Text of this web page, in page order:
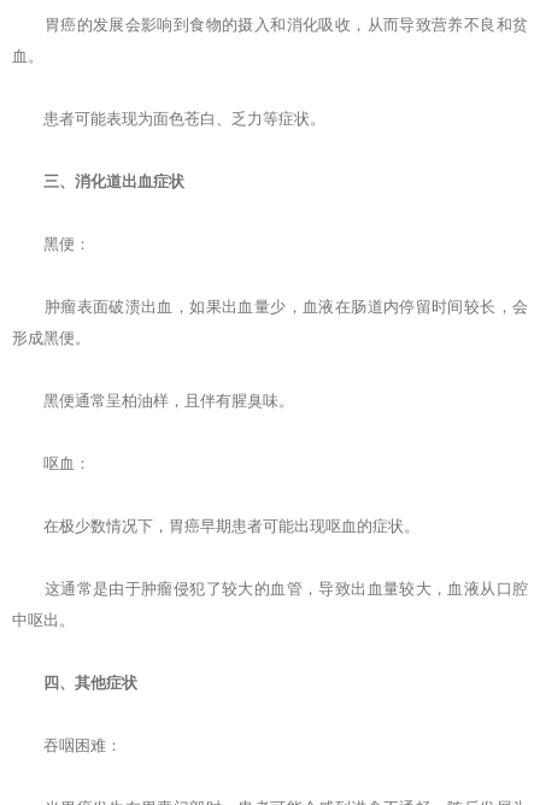
胃癌的发展会影响到食物的摄入和消化吸收，从而导致营养不良和贫
血。
患者可能表现为面色苍白、乏力等症状。
三、消化道出血症状
黑便：
肿瘤表面破溃出血，如果出血量少，血液在肠道内停留时间较长，会
形成黑便。
黑便通常呈柏油样，且伴有腥臭味。
呕血：
在极少数情况下，胃癌早期患者可能出现呕血的症状。
这通常是由于肿瘤侵犯了较大的血管，导致出血量较大，血液从口腔
中呕出。
四、其他症状
吞咽困难：